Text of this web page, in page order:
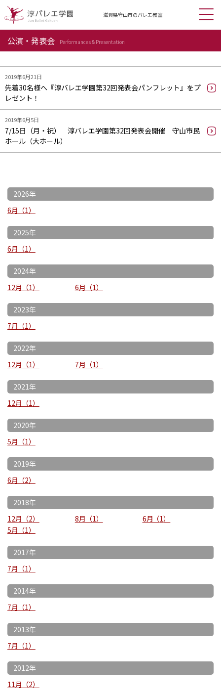
滋賀県守山市のバレエ教室
公演・発表会 Performances & Presentation
2019年6月21日
先着30名様へ『淳バレエ学園第32回発表会パンフレット』をプ
レゼント！
2019年6月5日
7/15日（月・祝） 淳バレエ学園第32回発表会開催 守山市民
ホール（大ホール）
2026年
6月
1
2025年
6月
1
2024年
12月
1 6月 1
2023年
7月
1
2022年
12月
1 7月 1
2021年
12月
1
2020年
5月
1
2019年
6月
2
2018年
12月
2 8月 1 6月
1
5月
1
2017年
7月
1
2014年
7月
1
2013年
7月
1
2012年
11月
2